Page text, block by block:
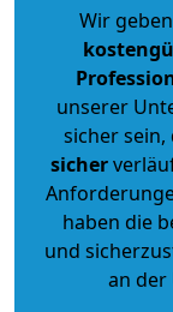
Wir
unserer
sicher sein,
sicher
haben die
und
an